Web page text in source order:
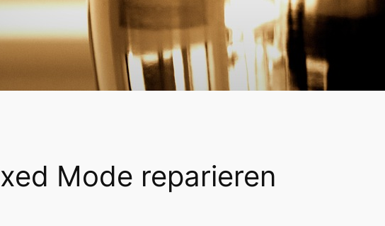
Mode reparieren